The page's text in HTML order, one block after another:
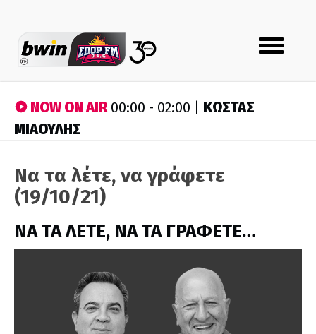
Toggle
navigation
NOW ON AIR00:00 - 02:00 | ΚΩΣΤΑΣ
ΜΙΑΟΥΛΗΣ
Να τα λέτε, να γράφετε
(19/10/21)
ΝΑ ΤΑ ΛΕΤΕ, ΝΑ ΤΑ ΓΡΑΦΕΤΕ…